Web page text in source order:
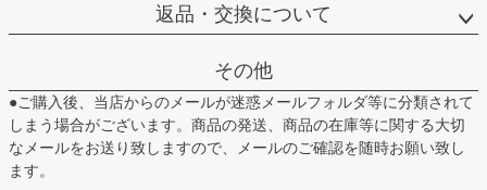
返品・交換について
その他
●ご購入後、当店からのメールが迷惑メールフォルダ等に分類されて
しまう場合がございます。商品の発送、商品の在庫等に関する大切
なメールをお送り致しますので、メールのご確認を随時お願い致し
ます。